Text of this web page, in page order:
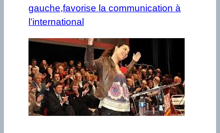
gauche,favorise la communication à
l’international